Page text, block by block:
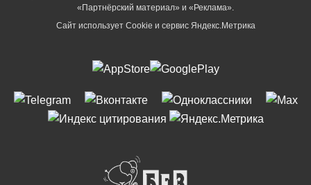
«Партнёрский материал» и «Реклама».
Сайт использует Cookie и сервиc Яндекс.Метрика